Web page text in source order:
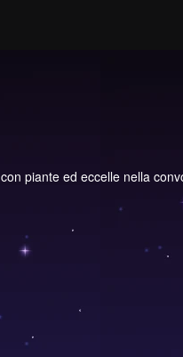
piante ed eccelle nella